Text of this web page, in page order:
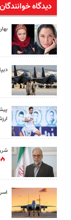
دیدگاه خوانندگان
شروط ۶گانه دبیر شورای عالی